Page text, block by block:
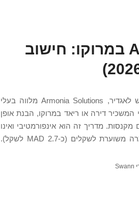
מס על השכרת Airbnb במרוקו: חישוב
עודכן ב-2026. עם יותר מ-25 שנות ניסיון בין מרקש לאגדיר, Armonia Solutions מלווה בעלי
דירה או ריאד במרוקו, הבנת אופן
מדריך זה הוא אינפורמטיבי ואינו
מהווה ייעוץ מס. הסכומים בדירהם (MAD) עם המרה משוערת לשקלים (כ-2.7 MAD לשקל).
Swann